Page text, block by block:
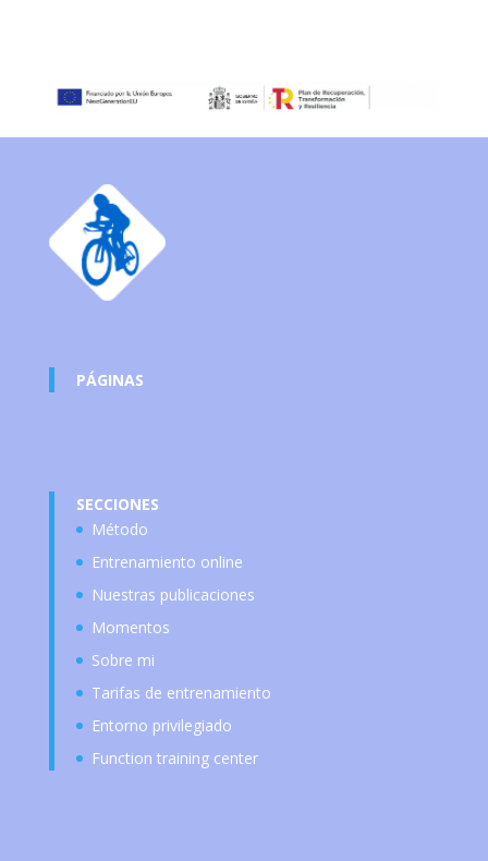
PÁGINAS
SECCIONES
Método
Entrenamiento online
Nuestras publicaciones
Momentos
Sobre mi
Tarifas de entrenamiento
Entorno privilegiado
Function training center